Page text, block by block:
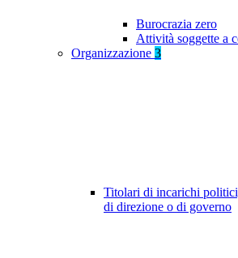
Burocrazia zero
Attività soggette a
Organizzazione 3
Titolari di incarichi
di direzione o di governo